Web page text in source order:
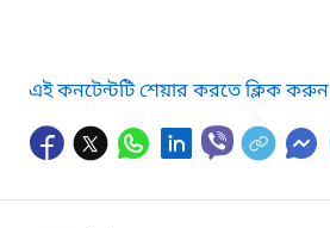
এই কনটেন্টটি শেয়ার করতে ক্লিক করুন